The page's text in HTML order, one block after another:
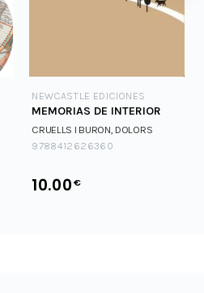
NEWCASTLE EDICIONES
MEMORIAS DE INTERIOR
CRUELLS I BURON, DOLORS
9788412626360
10.00€